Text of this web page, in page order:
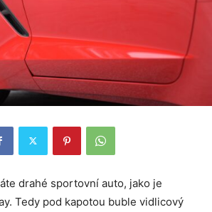
drahé sportovní auto, jako je
Tedy pod kapotou buble vidlicový